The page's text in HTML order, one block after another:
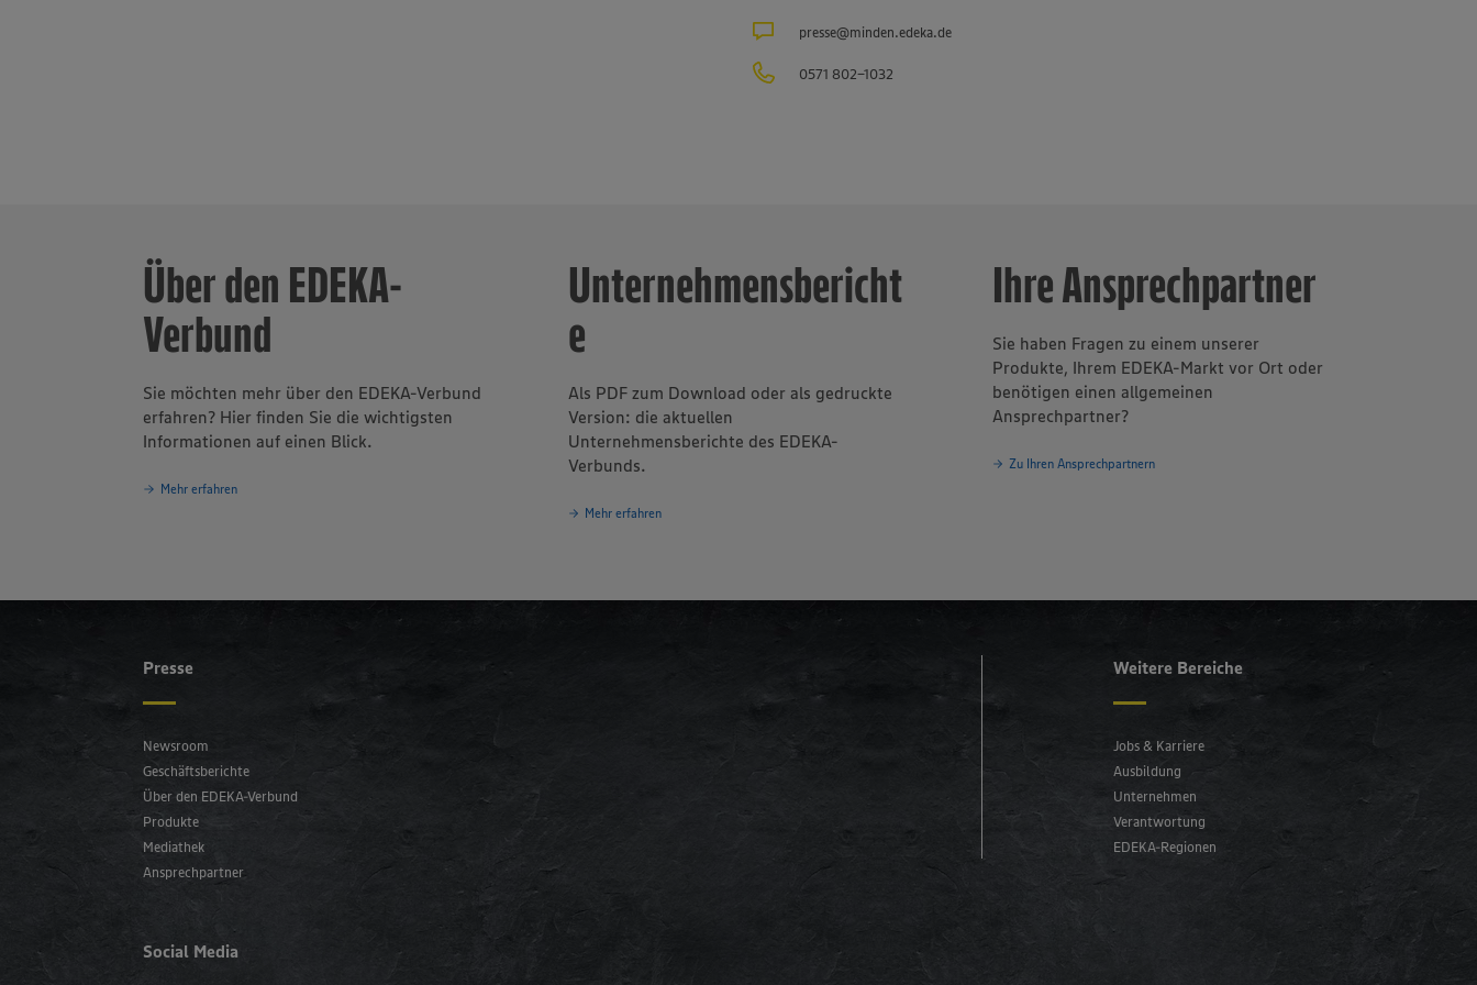
wegweisend in Sachen Nachhaltigkeit und Klimaschutz. Seit über 100 Jahren ist
eines der Grundprinzipien des
presse@minden.edeka.de
0571 802-1032
Über den EDEKA-
Verbund
Sie möchten mehr über den EDEKA-Verbund
erfahren? Hier finden Sie die wichtigsten
Informationen auf einen Blick.
Mehr erfahren
Unternehmensbericht
e
Als PDF zum Download oder als gedruckte
Version: die aktuellen
Unternehmensberichte des EDEKA-
Verbunds.
Mehr erfahren
Ihre Ansprechpartner
Sie haben Fragen zu einem unserer
Produkte, Ihrem EDEKA-Markt vor Ort oder
benötigen einen allgemeinen
Ansprechpartner?
Zu Ihren Ansprechpartnern
Presse
Newsroom
Geschäftsberichte
Über den EDEKA-Verbund
Produkte
Mediathek
Ansprechpartner
Social Media
Weitere Bereiche
Jobs & Karriere
Ausbildung
Unternehmen
Verantwortung
EDEKA-Regionen